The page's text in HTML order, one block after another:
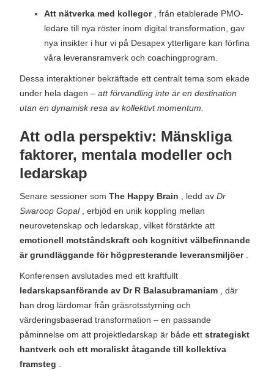
Att nätverka med kollegor, från etablerade PMO-
ledare till nya röster inom digital transformation, gav
nya insikter i hur vi på Desapex ytterligare kan förfina
våra leveransramverk och coachingprogram.
Dessa interaktioner bekräftade ett centralt tema som ekade
under hela dagen –att förvandling inte är en destination
utan en dynamisk resa av kollektivt momentum.
Att odla perspektiv: Mänskliga
faktorer, mentala modeller och
ledarskap
Senare sessioner somThe Happy Brain , ledd avDr
Swaroop Gopal, erbjöd en unik koppling mellan
neurovetenskap och ledarskap, vilket förstärkte att
emotionell motståndskraft och kognitivt välbefinnande
är grundläggande för högpresterande leveransmiljöer.
Konferensen avslutades med ett kraftfullt
ledarskapsanförande av Dr R Balasubramaniam , där
han drog lärdomar från gräsrotsstyrning och
värderingsbaserad transformation – en passande
påminnelse om att projektledarskap är både ettstrategiskt
hantverk och ett moraliskt åtagande till kollektiva
framsteg